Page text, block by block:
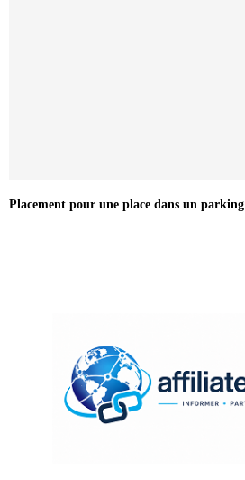
Placement pour une place dans un parking